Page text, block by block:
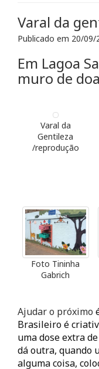
Varal da
Publicado em 20/09/
Em Lagoa
muro de
Varal da
Gentileza
/reprodução
Foto Tininha
Gabrich
Ajudar o próximo
Brasileiro é
uma dose extra
dá outra, quando
alguma coisa,